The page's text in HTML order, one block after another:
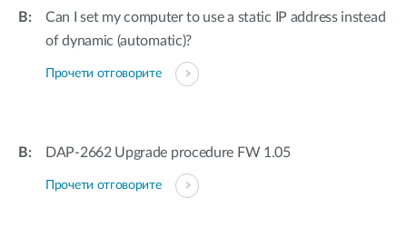
Can I set my computer to use a static IP address instead
of dynamic (automatic)?
Прочети отговорите
DAP-2662 Upgrade procedure FW 1.05
Прочети отговорите